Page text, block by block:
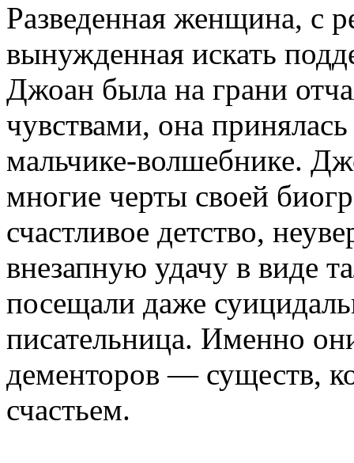
Разведенная женщина, с
вынужденная искать
Джоан была на грани
чувствами, она
мальчике-волшебнике.
многие черты своей
счастливое детство,
внезапную удачу в виде
посещали даже
писательница. Именно
дементоров — существ,
счастьем.